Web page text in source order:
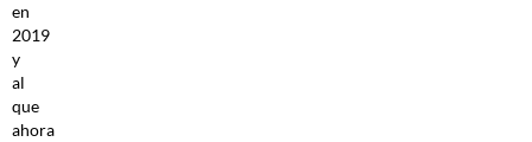
en
2019
y
al
que
ahora